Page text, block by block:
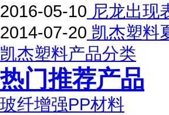
2016-05-10 尼龙出现
2014-07-20 凯杰塑料
凯杰塑料产品分类
热门推荐产品
玻纤增强PP材料